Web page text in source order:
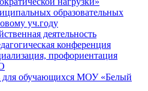
образовательных
уч.году
деятельность
конференция
профориентация
для обучающихся МОУ «Белый